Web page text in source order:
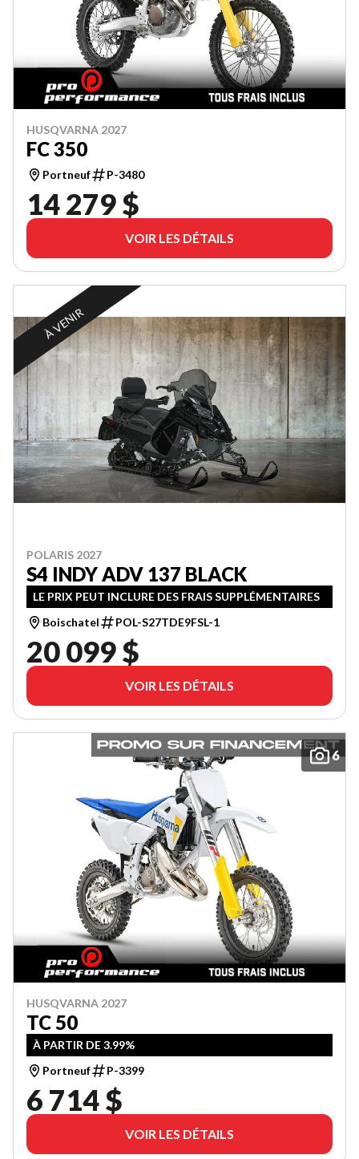
HUSQVARNA 2027
FC 350
Portneuf P-3480
14 279 $
VOIR LES DÉTAILS
À VENIR
POLARIS 2027
S4 INDY ADV 137 BLACK
LE PRIX PEUT INCLURE DES FRAIS SUPPLÉMENTAIRES
Boischatel
POL-S27TDE9FSL-1
20 099 $
VOIR LES DÉTAILS
6
HUSQVARNA 2027
TC 50
À PARTIR DE 3.99%
Portneuf
P-3399
6 714 $
VOIR LES DÉTAILS